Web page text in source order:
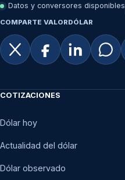
Datos y conversores disponibles
COMPARTE VALORDÓLAR
COTIZACIONES
Dólar hoy
Actualidad del dólar
Dólar observado